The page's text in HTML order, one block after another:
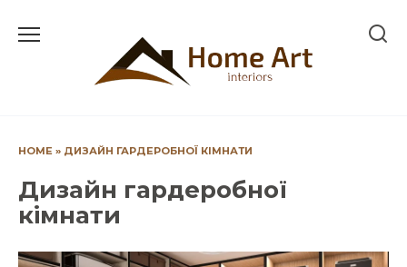
до
HOME » ДИЗАЙН ГАРДЕРОБНОЇ КІМНАТИ
Дизайн гардеробної
кімнати